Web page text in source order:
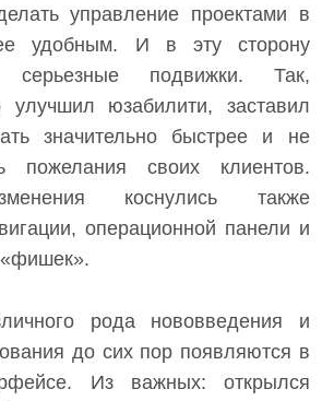
управление проектами в
удобным. И в эту сторону
серьезные подвижки. Так,
юзабилити, заставил
значительно быстрее и не
пожелания своих клиентов.
коснулись также
операционной панели и
«фишек».
рода нововведения и
до сих пор появляются в
Из важных: открылся